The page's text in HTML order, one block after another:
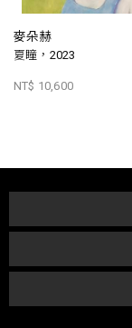
麥朵赫
夏瞳，2023
NT$ 10,600